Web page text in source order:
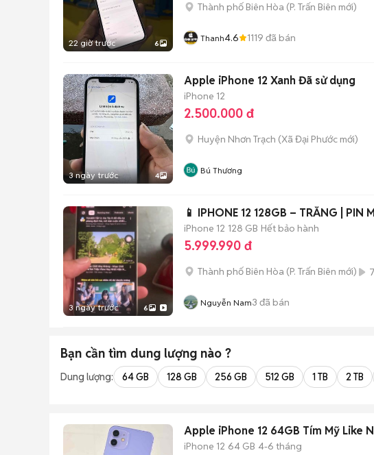
22 giờ trước 6
Thành phố Biên Hòa (P. Trấn Biên mới)
Thanh4.6 1119 đã bán
3 ngày trước 4
Apple iPhone 12 Xanh Đã sử dụng
iPhone 12
2.500.000 đ
Huyện Nhơn Trạch (Xã Đại Phước mới)
Bú Thương
3 ngày trước 6
📱 IPHONE 12 128GB – TRẮNG | PIN
iPhone 12 128 GB Hết bảo hành
5.999.990 đ
Thành phố Biên Hòa (P. Trấn Biên mới) 7
Nguyễn Nam3 đã bán
Bạn cần tìm dung lượng nào ?
Dung lượng: 64 GB 128 GB 256 GB 512 GB 1 TB 2 TB
Apple iPhone 12 64GB Tím Mỹ Like
iPhone 12 64 GB 4-6 tháng